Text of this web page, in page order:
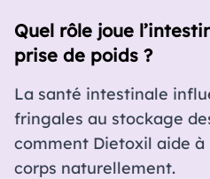
Quel rôle joue
prise de poids ?
La santé intestinale
fringales au stockage
comment Dietoxil aide
corps naturellement.